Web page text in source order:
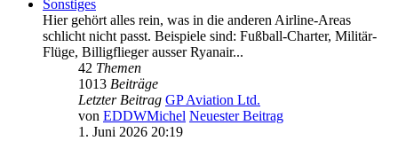
Sonstiges
Hier gehört alles rein, was in die anderen Airline-Areas
schlicht nicht passt. Beispiele sind: Fußball-Charter, Militär-
Flüge, Billigflieger ausser Ryanair...
42 Themen
1013 Beiträge
Letzter Beitrag GP Aviation Ltd.
von EDDWMichel Neuester Beitrag
1. Juni 2026 20:19